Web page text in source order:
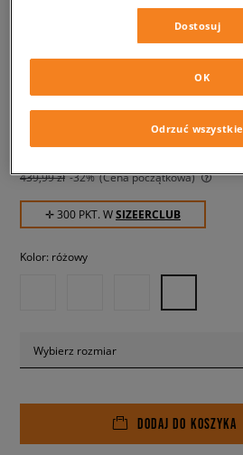
ADIDAS TOKYO MJ W
439,99 zł -32% (Cena początkowa)
✛ 300 PKT. WSIZEERCLUB
Kolor: różowy
Wybierz rozmiar
DODAJ DO KOSZYKA
Dostosuj
Odrzuć wszystkie
OK